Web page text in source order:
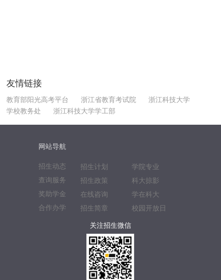
友情链接
教育部阳光高考平台 浙江省教育考试院
浙江科技大学
学校教务处
浙江科技大学学工部
网站导航
招生动态
查询服务
奖助学金
合作办学
招生计划
招生政策
在线咨询
招生简章
学院专业
科大掠影
学在科大
校园开放日
关注招生微信